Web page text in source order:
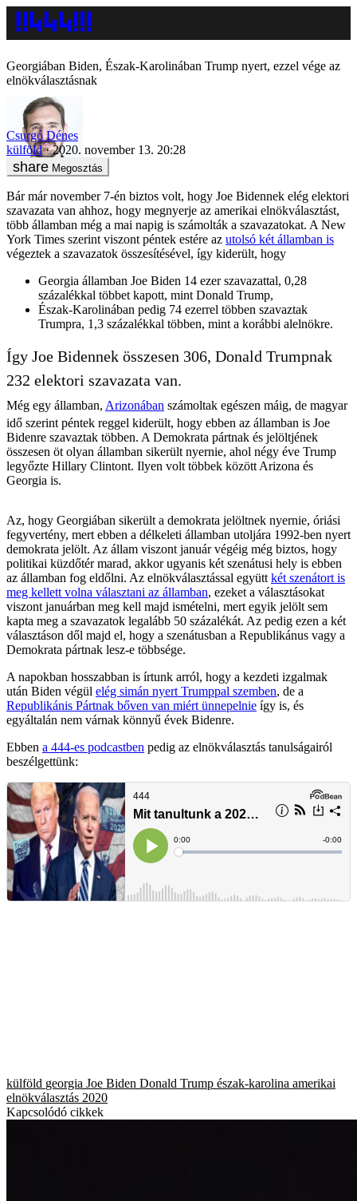
Georgiában Biden, Észak-Karolinában Trump nyert, ezzel vége az
elnökválasztásnak
Csurgó Dénes
külföld
2020. november 13. 20:28
Megosztás
Bár már november 7-én biztos volt, hogy Joe Bidennek elég elektori
szavazata van ahhoz, hogy megnyerje az amerikai elnökválasztást,
több államban még a mai napig is számolták a szavazatokat. A New
York Times szerint viszont péntek estére az utolsó két államban is
végeztek a szavazatok összesítésével, így kiderült, hogy
Georgia államban Joe Biden 14 ezer szavazattal, 0,28
százalékkal többet kapott, mint Donald Trump,
Észak-Karolinában pedig 74 ezerrel többen szavaztak
Trumpra, 1,3 százalékkal többen, mint a korábbi alelnökre.
Így Joe Bidennek összesen 306, Donald Trumpnak
232 elektori szavazata van.
Még egy államban, Arizonában számoltak egészen máig, de magyar
idő szerint péntek reggel kiderült, hogy ebben az államban is Joe
Bidenre szavaztak többen. A Demokrata pártnak és jelöltjének
összesen öt olyan államban sikerült nyernie, ahol négy éve Trump
legyőzte Hillary Clintont. Ilyen volt többek között Arizona és
Georgia is.
Az, hogy Georgiában sikerült a demokrata jelöltnek nyernie, óriási
fegyvertény, mert ebben a délkeleti államban utoljára 1992-ben nyert
demokrata jelölt. Az állam viszont január végéig még biztos, hogy
politikai küzdőtér marad, akkor ugyanis két szenátusi hely is ebben
az államban fog eldőlni. Az elnökválasztással együtt két szenátort is
meg kellett volna választani az államban, ezeket a választásokat
viszont januárban meg kell majd ismételni, mert egyik jelölt sem
kapta meg a szavazatok legalább 50 százalékát. Az pedig ezen a két
választáson dől majd el, hogy a szenátusban a Republikánus vagy a
Demokrata pártnak lesz-e többsége.
A napokban hosszabban is írtunk arról, hogy a kezdeti izgalmak
után Biden végül elég simán nyert Trumppal szemben, de a
Republikánis Pártnak bőven van miért ünnepelnie így is, és
egyáltalán nem várnak könnyű évek Bidenre.
Ebben a 444-es podcastben pedig az elnökválasztás tanulságairól
beszélgettünk:
külföld georgia Joe Biden Donald Trump észak-karolina amerikai
elnökválasztás 2020
Kapcsolódó cikkek